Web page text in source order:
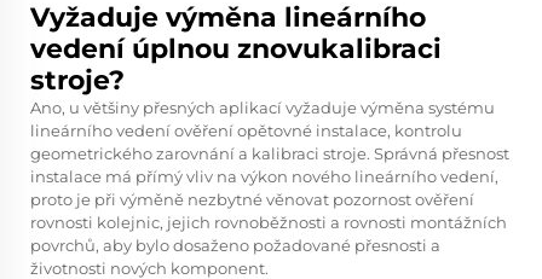
Vyžaduje výměna lineárního
vedení úplnou znovukalibraci
stroje?
Ano, u většiny přesných aplikací vyžaduje výměna systému
lineárního vedení ověření opětovné instalace, kontrolu
geometrického zarovnání a kalibraci stroje. Správná přesnost
instalace má přímý vliv na výkon nového lineárního vedení,
proto je při výměně nezbytné věnovat pozornost ověření
rovnosti kolejnic, jejich rovnoběžnosti a rovnosti montážních
povrchů, aby bylo dosaženo požadované přesnosti a
životnosti nových komponent.